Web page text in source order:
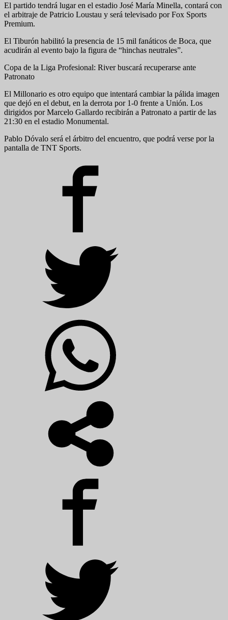
El partido tendrá lugar en el estadio José María Minella, contará con
el arbitraje de Patricio Loustau y será televisado por Fox Sports
Premium.
El Tiburón habilitó la presencia de 15 mil fanáticos de Boca, que
acudirán al evento bajo la figura de “hinchas neutrales”.
Copa de la Liga Profesional: River buscará recuperarse ante
Patronato
El Millonario es otro equipo que intentará cambiar la pálida imagen
que dejó en el debut, en la derrota por 1-0 frente a Unión. Los
dirigidos por Marcelo Gallardo recibirán a Patronato a partir de las
21:30 en el estadio Monumental.
Pablo Dóvalo será el árbitro del encuentro, que podrá verse por la
pantalla de TNT Sports.